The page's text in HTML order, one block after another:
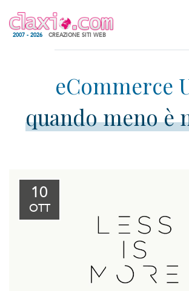
2007 - 2026 CREAZIONE SITI WEB
quando meno è
10
OTT